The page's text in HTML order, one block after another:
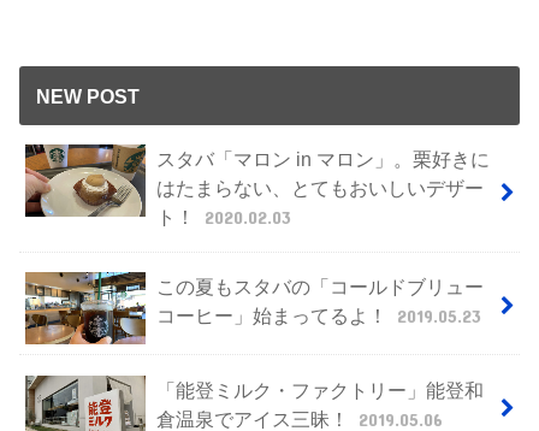
NEW POST
スタバ「マロン in マロン」。栗好きに
はたまらない、とてもおいしいデザー
ト！
2020.02.03
この夏もスタバの「コールドブリュー
コーヒー」始まってるよ！
2019.05.23
「能登ミルク・ファクトリー」能登和
倉温泉でアイス三昧！
2019.05.06